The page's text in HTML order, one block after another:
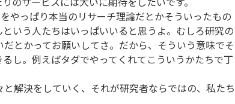
やっぱり本当のリサーチ理論だとかそういったもの
いう人たちはいっぱいいると思うよ。むしろ研究の
とかってお願いしてさ。だから、そういう意味でそ
し。例えばタダでやってくれてこういうかたちで丁
解決をしていく、それが研究者ならではの、私たち